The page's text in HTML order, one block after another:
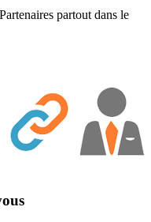
partout dans le